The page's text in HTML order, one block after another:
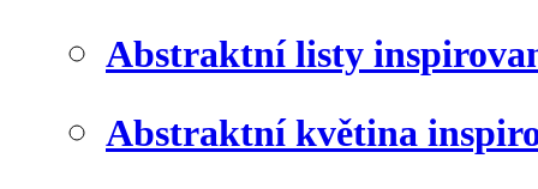
Abstraktní listy
Abstraktní květina